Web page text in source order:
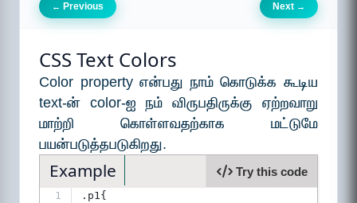
← Previous Next →
CSS Text Colors
Color property என்பது நாம் கொடுக்க கூடிய
text-ன் color-ஐ நம் விருபதிருக்கு ஏற்றவாறு
மாற்றி கொள்ளவதற்காக மட்டுமே
பயன்படுத்தபடுகிறது.
Example Try this code
1
.p1{